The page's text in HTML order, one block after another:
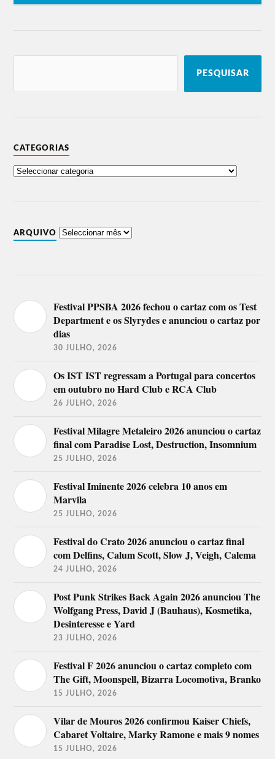
PESQUISAR
CATEGORIAS
ARQUIVO
Festival PPSBA 2026 fechou o cartaz com os Test
Department e os Slyrydes e anunciou o cartaz por
dias
30 JULHO, 2026
Os IST IST regressam a Portugal para concertos
em outubro no Hard Club e RCA Club
26 JULHO, 2026
Festival Milagre Metaleiro 2026 anunciou o cartaz
final com Paradise Lost, Destruction, Insomnium
25 JULHO, 2026
Festival Iminente 2026 celebra 10 anos em
Marvila
25 JULHO, 2026
Festival do Crato 2026 anunciou o cartaz final
com Delfins, Calum Scott, Slow J, Veigh, Calema
24 JULHO, 2026
Post Punk Strikes Back Again 2026 anunciou The
Wolfgang Press, David J (Bauhaus), Kosmetika,
Desinteresse e Yard
23 JULHO, 2026
Festival F 2026 anunciou o cartaz completo com
The Gift, Moonspell, Bizarra Locomotiva, Branko
15 JULHO, 2026
Vilar de Mouros 2026 confirmou Kaiser Chiefs,
Cabaret Voltaire, Marky Ramone e mais 9 nomes
15 JULHO, 2026